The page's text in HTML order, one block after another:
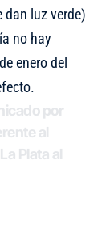
luz verde)
no hay
enero del
por
al
Plata al